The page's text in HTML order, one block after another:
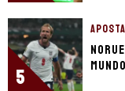
5